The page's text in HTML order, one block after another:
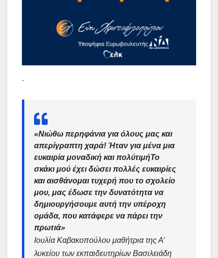
.
«Νιώθω περηφάνια για όλους μας και
απερίγραπτη χαρά! Ήταν για μένα μια
ευκαιρία μοναδική και πολύτιμήΤο
σκάκι μού έχει δώσει πολλές ευκαιρίες
και αισθάνομαι τυχερή που το σχολείο
μου, μας έδωσε την δυνατότητα να
δημιουργήσουμε αυτή την υπέροχη
ομάδα, που κατάφερε να πάρει την
πρωτιά»
Ιουλία Καβακοπούλου μαθήτρια της Α’
λυκείου των εκπαιδευτηρίων Βασιλειάδη